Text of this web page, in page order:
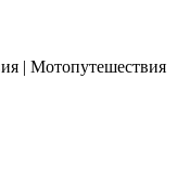
| Мотопутешествия